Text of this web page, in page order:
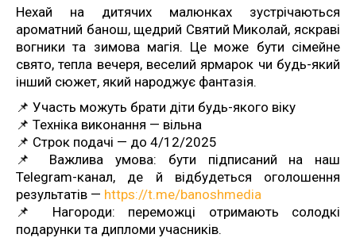
Нехай на дитячих малюнках зустрічаються
ароматний банош, щедрий Святий Миколай, яскраві
вогники та зимова магія. Це може бути сімейне
свято, тепла вечеря, веселий ярмарок чи будь-який
інший сюжет, який народжує фантазія.
📌 Участь можуть брати діти будь-якого віку
📌 Техніка виконання — вільна
📌 Строк подачі — до 4/12/2025
📌 Важлива умова: бути підписаний на наш
Telegram-канал, де й відбудеться оголошення
результатів — https://t.me/banoshmedia
📌 Нагороди: переможці отримають солодкі
подарунки та дипломи учасників.